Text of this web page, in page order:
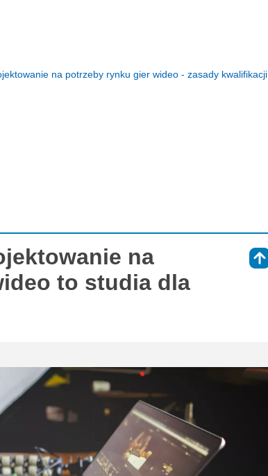
na potrzeby rynku gier wideo - zasady kwalifikacji
na
to studia dla